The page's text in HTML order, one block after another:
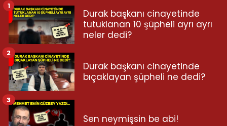
Durak başkanı cinayetinde
tutuklanan 10 şüpheli ayrı ayrı
neler dedi?
1
Durak başkanı cinayetinde
bıçaklayan şüpheli ne dedi?
2
Sen neymişsin be abi!
3